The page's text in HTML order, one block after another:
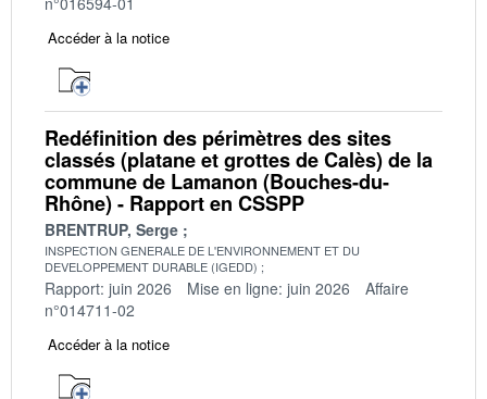
Accéder à la notice
Redéfinition des périmètres des sites
classés (platane et grottes de Calès) de la
commune de Lamanon (Bouches-du-
Rhône) - Rapport en CSSPP
BRENTRUP, Serge
INSPECTION GENERALE DE L'ENVIRONNEMENT ET DU
DEVELOPPEMENT DURABLE (IGEDD)
Rapport: juin 2026 Mise en ligne: juin 2026
Affaire
n°014711-02
Accéder à la notice